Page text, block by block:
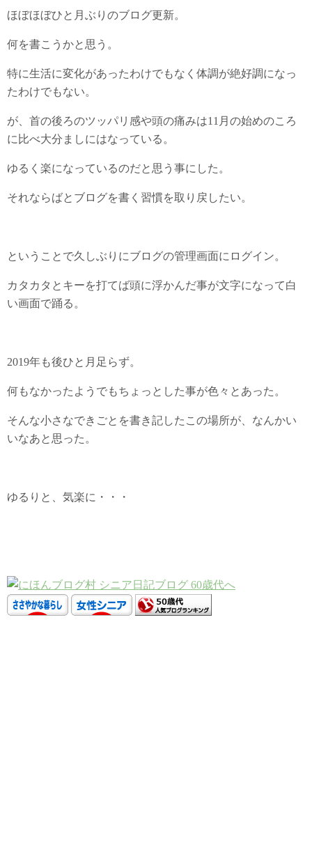
ほぼほぼひと月ぶりのブログ更新。
何を書こうかと思う。
特に生活に変化があったわけでもなく体調が絶好調になっ
たわけでもない。
が、首の後ろのツッパリ感や頭の痛みは11月の始めのころ
に比べ大分ましにはなっている。
ゆるく楽になっているのだと思う事にした。
それならばとブログを書く習慣を取り戻したい。
ということで久しぶりにブログの管理画面にログイン。
カタカタとキーを打てば頭に浮かんだ事が文字になって白
い画面で踊る。
2019年も後ひと月足らず。
何もなかったようでもちょっとした事が色々とあった。
そんな小さなできごとを書き記したこの場所が、なんかい
いなあと思った。
ゆるりと、気楽に・・・